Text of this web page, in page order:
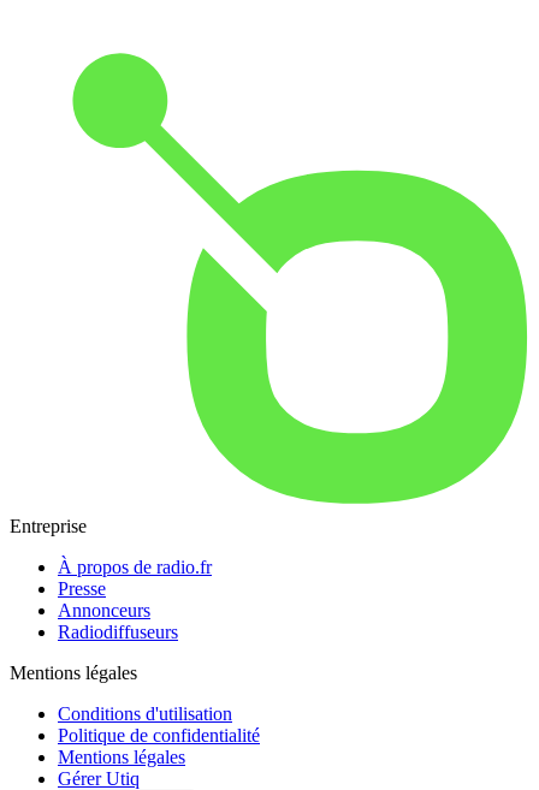
Entreprise
À propos de radio.fr
Presse
Annonceurs
Radiodiffuseurs
Mentions légales
Conditions d'utilisation
Politique de confidentialité
Mentions légales
Gérer Utiq